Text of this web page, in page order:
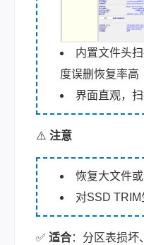
内置文件头
度误删恢复率高
界面直观，
⚠️ 注意
恢复大文件
对SSD
✅ 适合：分区表损坏